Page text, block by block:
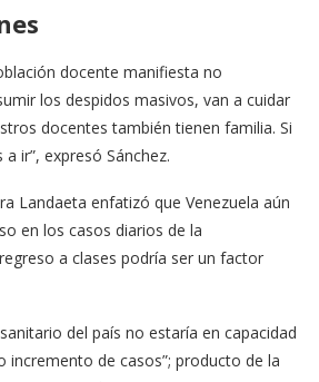
docente manifiesta no
los despidos masivos, van a cuidar
docentes también tienen familia. Si
ir”, expresó Sánchez.
Landaeta enfatizó que Venezuela aún
en los casos diarios de la
a clases podría ser un factor
del país no estaría en capacidad
incremento de casos”; producto de la